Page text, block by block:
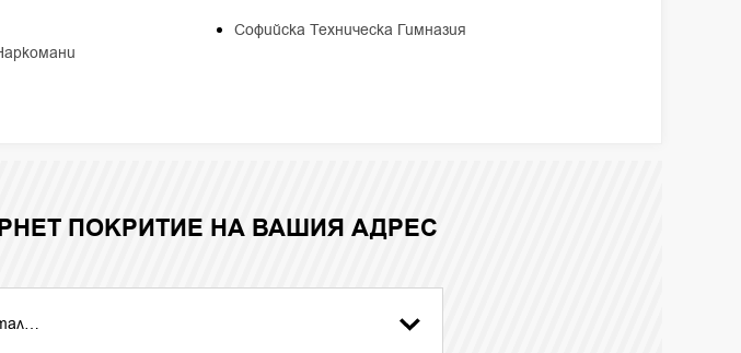
Софийска Техническа Гимназия
ПОКРИТИЕ НА ВАШИЯ АДРЕС